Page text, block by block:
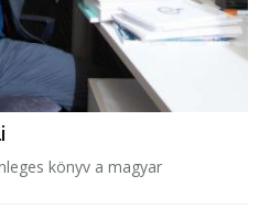
könyv a magyar